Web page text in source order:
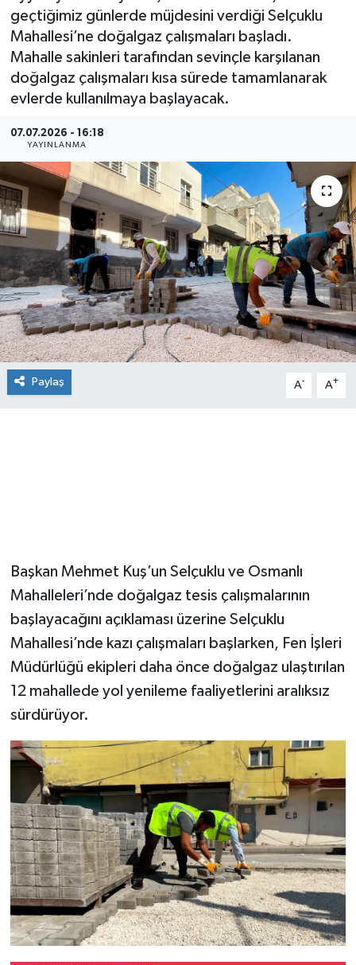
geçtiğimiz günlerde müjdesini verdiği Selçuklu
Mahallesi’ne doğalgaz çalışmaları başladı.
Mahalle sakinleri tarafından sevinçle karşılanan
doğalgaz çalışmaları kısa sürede tamamlanarak
evlerde kullanılmaya başlayacak.
07.07.2026 - 16:18
YAYINLANMA
Paylaş A- A+
Başkan Mehmet Kuş’un Selçuklu ve Osmanlı
Mahalleleri’nde doğalgaz tesis çalışmalarının
başlayacağını açıklaması üzerine Selçuklu
Mahallesi’nde kazı çalışmaları başlarken, Fen İşleri
Müdürlüğü ekipleri daha önce doğalgaz ulaştırılan
12 mahallede yol yenileme faaliyetlerini aralıksız
sürdürüyor.